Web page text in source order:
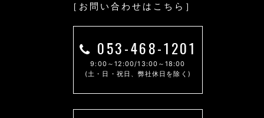
［お問い合わせはこちら］
053-468-1201
9:00～12:00/13:00～18:00
(土・日・祝日、弊社休日を除く)